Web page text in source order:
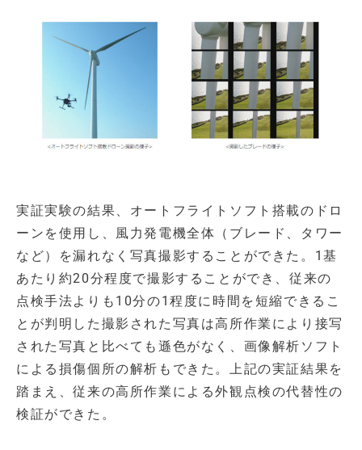
実証実験の結果、オートフライトソフト搭載のドロ
ーンを使用し、風力発電機全体（ブレード、タワー
など）を漏れなく写真撮影することができた。1基
あたり約20分程度で撮影することができ、従来の
点検手法よりも10分の1程度に時間を短縮できるこ
とが判明した撮影された写真は高所作業により接写
された写真と比べても遜色がなく、画像解析ソフト
による損傷個所の解析もできた。上記の実証結果を
踏まえ、従来の高所作業による外観点検の代替性の
検証ができた。